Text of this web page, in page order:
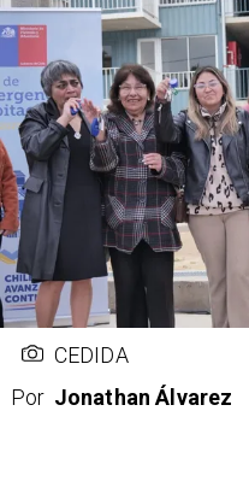
CEDIDA
Por Jonathan Álvarez